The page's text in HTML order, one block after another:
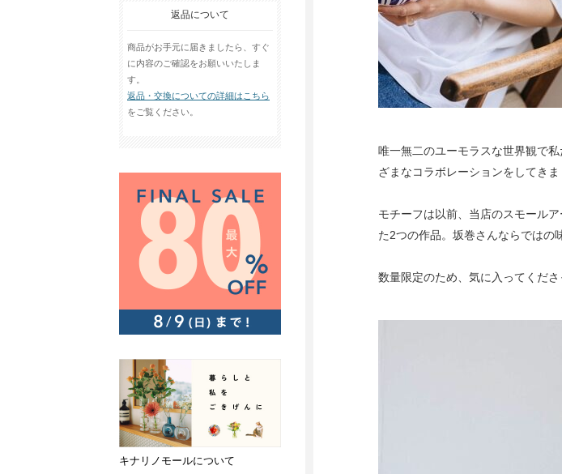
返品について
商品がお手元に届きましたら、すぐ
に内容のご確認をお願いいたしま
す。
返品・交換についての詳細はこちら
をご覧ください。
キナリノモールについて
唯一無二のユーモラスな世界観で
ざまなコラボレーションをしてき
モチーフは以前、当店のスモール
た2つの作品。坂巻さんならではの
数量限定のため、気に入ってくだ